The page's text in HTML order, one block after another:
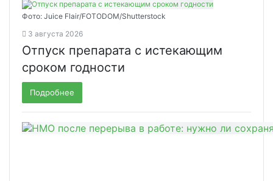
Фото: Juice Flair/FOTODOM/Shutterstoсk
3 августа 2026
Отпуск препарата с истекающим
сроком годности
Подробнее